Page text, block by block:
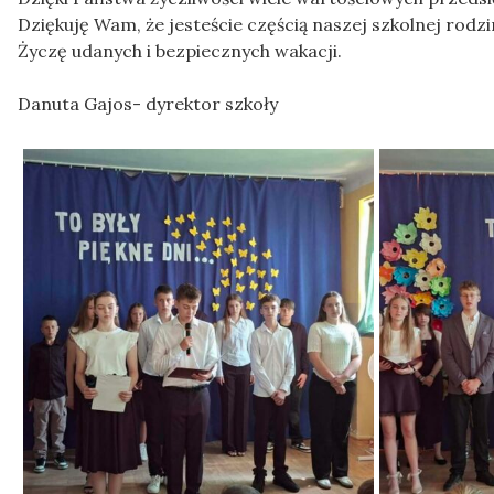
Dziękuję Wam, że jesteście częścią naszej szkolnej
Życzę udanych i bezpiecznych wakacji.
Danuta Gajos- dyrektor szkoły